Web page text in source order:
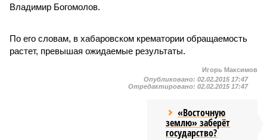
Владимир Богомолов.
По его словам, в хабаровском крематории обращаемость
растет, превышая ожидаемые результаты.
Игорь Максимов
Опубликовано: 02.02.2015 17:47
Отредактировано: 02.02.2015 17:47
«Восточную
землю» заберёт
государство?